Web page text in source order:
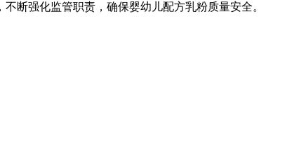
断强化监管职责，确保婴幼儿配方乳粉质量安全。